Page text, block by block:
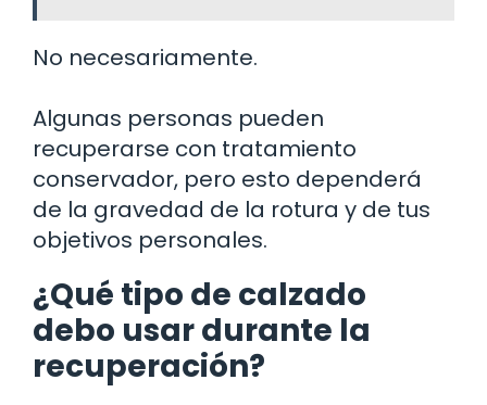
No necesariamente.
Algunas personas pueden
recuperarse con tratamiento
conservador, pero esto dependerá
de la gravedad de la rotura y de tus
objetivos personales.
¿Qué tipo de calzado
debo usar durante la
recuperación?